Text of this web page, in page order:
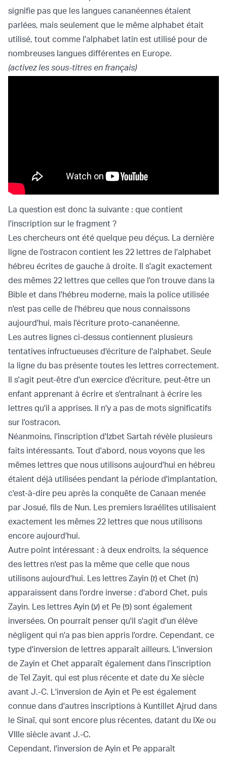
signifie pas que les langues cananéennes étaient
parlées, mais seulement que le même alphabet était
utilisé, tout comme l'alphabet latin est utilisé pour de
nombreuses langues différentes en Europe.
(activez les sous-titres en français)
La question est donc la suivante : que contient
l'inscription sur le fragment ?
Les chercheurs ont été quelque peu déçus. La dernière
ligne de l'ostracon contient les 22 lettres de l'alphabet
hébreu écrites de gauche à droite. Il s'agit exactement
des mêmes 22 lettres que celles que l'on trouve dans la
Bible et dans l'hébreu moderne, mais la police utilisée
n'est pas celle de l'hébreu que nous connaissons
aujourd'hui, mais l'écriture proto-cananéenne.
Les autres lignes ci-dessus contiennent plusieurs
tentatives infructueuses d'écriture de l'alphabet. Seule
la ligne du bas présente toutes les lettres correctement.
Il s'agit peut-être d'un exercice d'écriture, peut-être un
enfant apprenant à écrire et s'entraînant à écrire les
lettres qu'il a apprises. Il n'y a pas de mots significatifs
sur l'ostracon.
Néanmoins, l'inscription d'Izbet Sartah révèle plusieurs
faits intéressants. Tout d'abord, nous voyons que les
mêmes lettres que nous utilisons aujourd'hui en hébreu
étaient déjà utilisées pendant la période d'implantation,
c'est-à-dire peu après la conquête de Canaan menée
par Josué, fils de Nun. Les premiers Israélites utilisaient
exactement les mêmes 22 lettres que nous utilisons
encore aujourd'hui.
Autre point intéressant : à deux endroits, la séquence
des lettres n'est pas la même que celle que nous
utilisons aujourd'hui. Les lettres Zayin (ז) et Chet (ח)
apparaissent dans l'ordre inverse : d'abord Chet, puis
Zayin. Les lettres Ayin (ע) et Pe (פ) sont également
inversées. On pourrait penser qu'il s'agit d'un élève
négligent qui n'a pas bien appris l'ordre. Cependant, ce
type d'inversion de lettres apparaît ailleurs. L'inversion
de Zayin et Chet apparaît également dans l'inscription
de Tel Zayit, qui est plus récente et date du Xe siècle
avant J.-C. L'inversion de Ayin et Pe est également
connue dans d'autres inscriptions à Kuntillet Ajrud dans
le Sinaï, qui sont encore plus récentes, datant du IXe ou
VIIIe siècle avant J.-C.
Cependant, l'inversion de Ayin et Pe apparaît